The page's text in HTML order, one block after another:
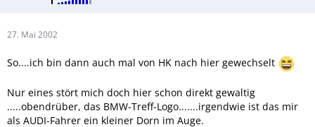
27. Mai 2002
So....ich bin dann auch mal von HK nach hier gewechselt
Nur eines stört mich doch hier schon direkt gewaltig
.....obendrüber, das BMW-Treff-Logo.......irgendwie ist das mir
als AUDI-Fahrer ein kleiner Dorn im Auge.